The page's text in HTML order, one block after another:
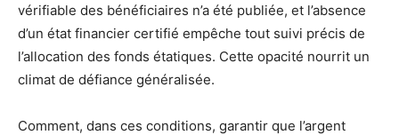
vérifiable des bénéficiaires n’a été publiée, et l’absence
d’un état financier certifié empêche tout suivi précis de
l’allocation des fonds étatiques. Cette opacité nourrit un
climat de défiance généralisée.
Comment, dans ces conditions, garantir que l’argent